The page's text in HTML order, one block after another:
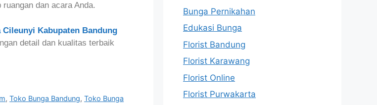
dan acara Anda.
Cileunyi Kabupaten Bandung
detail dan kualitas terbaik
,Toko Bunga Bandung,Toko Bunga
Bunga Pernikahan
Edukasi Bunga
Florist Bandung
Florist Karawang
Florist Online
Florist Purwakarta